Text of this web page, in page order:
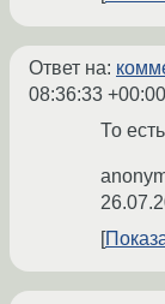
Ответ на:
08:36:33 +00:00
То